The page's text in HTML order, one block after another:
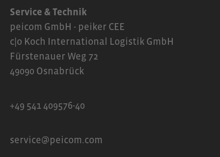
Service & Technik
peicom GmbH - peiker CEE
c|o Koch International Logistik GmbH
Fürstenauer Weg 72
49090 Osnabrück
+49 541 409576-40
service@peicom.com